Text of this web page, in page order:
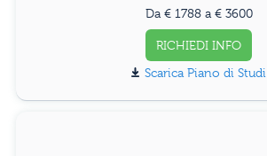
Da € 1788 a € 3600
RICHIEDI INFO
Piano di Studi